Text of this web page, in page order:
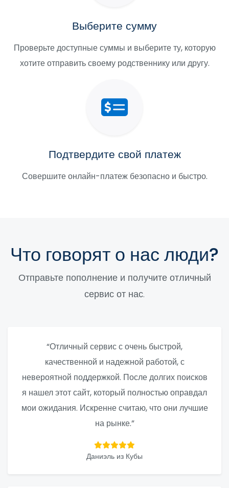
Выберите сумму
Проверьте доступные суммы и выберите ту, которую
хотите отправить своему родственнику или другу.
Подтвердите свой платеж
Совершите онлайн-платеж безопасно и быстро.
Что говорят о нас люди?
Отправьте пополнение и получите отличный
сервис от нас.
“Отличный сервис с очень быстрой,
качественной и надежной работой, с
невероятной поддержкой. После долгих поисков
я нашел этот сайт, который полностью оправдал
мои ожидания. Искренне считаю, что они лучшие
на рынке.”
Даниэль из Кубы